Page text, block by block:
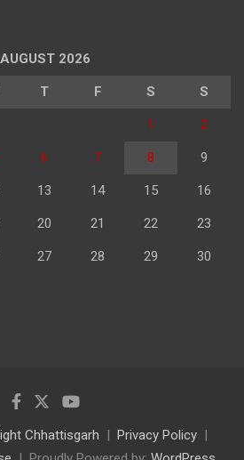
AUGUST 2026
T F S S
1 2
6 7 8 9
13 14 15 16
20 21 22 23
27 28 29 30
Chhattisgarh
Privacy Policy